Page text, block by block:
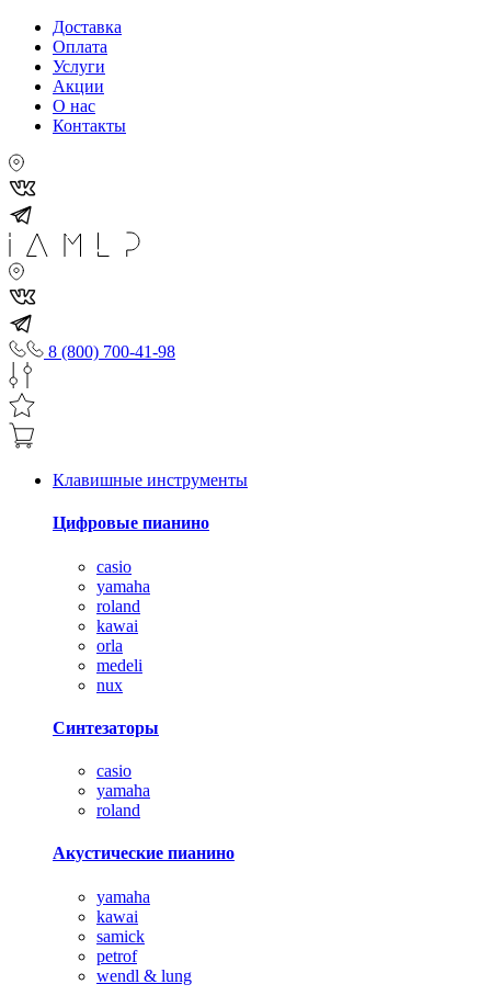
Доставка
Оплата
Услуги
Акции
О нас
Контакты
8 (800) 700-41-98
Клавишные инструменты
Цифровые пианино
casio
yamaha
roland
kawai
orla
medeli
nux
Синтезаторы
casio
yamaha
roland
Акустические пианино
yamaha
kawai
samick
petrof
wendl & lung